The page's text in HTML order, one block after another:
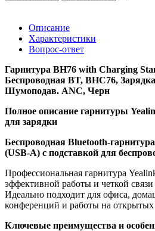
Описание
Характеристики
Вопрос-ответ
Гарнитура BH76 with Charging
Беспроводная BT, BHC76,
Шумоподав. ANC, Черн
Полное описание гарнитуры
для зарядки
Беспроводная Bluetooth-
(USB-A) с подставкой для
Профессиональная гарнитура
эффективной работы и четкой
Идеально подходит для офиса,
конференций и работы на открытых
Ключевые преимущества и